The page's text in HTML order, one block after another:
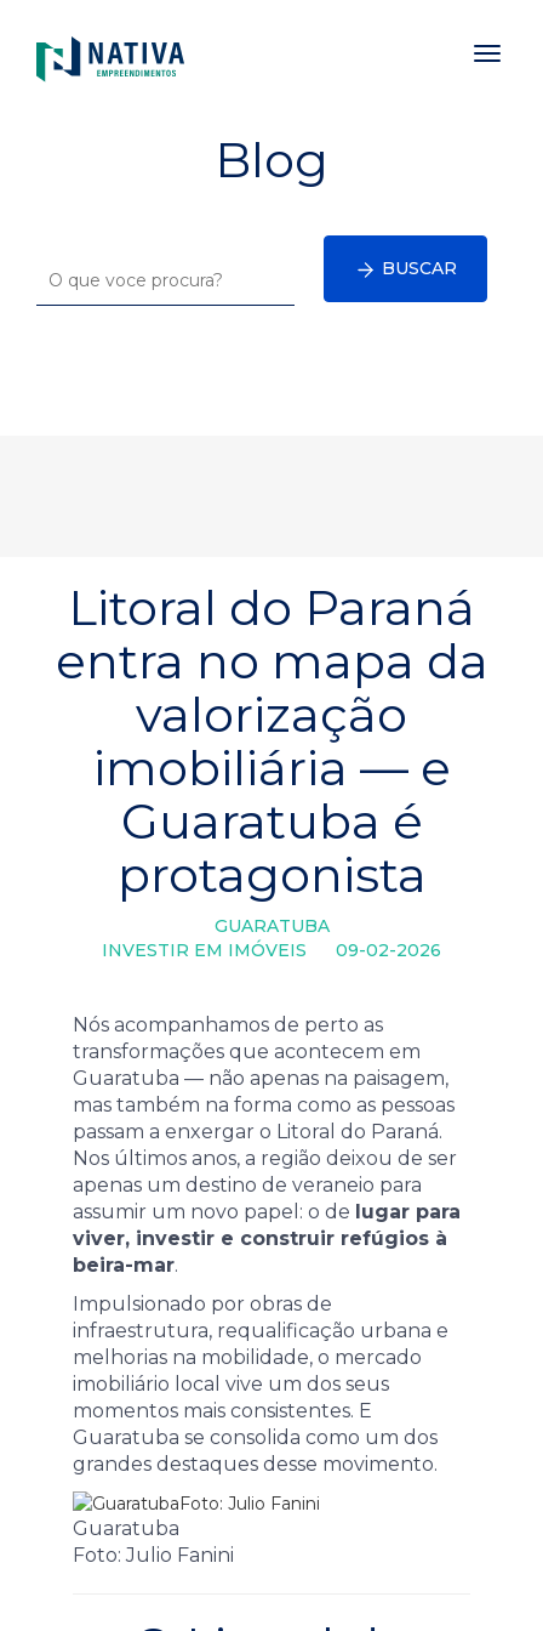
Toggle
Blog
BUSCAR
Litoral do Paraná
entra no mapa da
valorização
imobiliária — e
Guaratuba é
protagonista
GUARATUBA
INVESTIR EM IMÓVEIS
09-02-2026
Nós acompanhamos de perto as
transformações que acontecem em
Guaratuba — não apenas na paisagem,
mas também na forma como as pessoas
passam a enxergar o Litoral do Paraná.
Nos últimos anos, a região deixou de ser
apenas um destino de veraneio para
assumir um novo papel: o de lugar para
viver, investir e construir refúgios à
beira-mar.
Impulsionado por obras de
infraestrutura, requalificação urbana e
melhorias na mobilidade, o mercado
imobiliário local vive um dos seus
momentos mais consistentes. E
Guaratuba se consolida como um dos
grandes destaques desse movimento.
Guaratuba
Foto: Julio Fanini